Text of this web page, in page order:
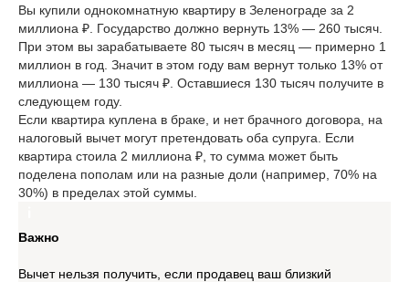
Вы купили однокомнатную квартиру в Зеленограде за 2
миллиона ₽. Государство должно вернуть 13% — 260 тысяч.
При этом вы зарабатываете 80 тысяч в месяц — примерно 1
миллион в год. Значит в этом году вам вернут только 13% от
миллиона — 130 тысяч ₽. Оставшиеся 130 тысяч получите в
следующем году.
Если квартира куплена в браке, и нет брачного договора, на
налоговый вычет могут претендовать оба супруга. Если
квартира стоила 2 миллиона ₽, то сумма может быть
поделена пополам или на разные доли (например, 70% на
30%) в пределах этой суммы.
Важно
Вычет нельзя получить, если продавец ваш близкий